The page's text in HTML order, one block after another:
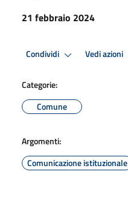
21 febbraio 2024
Condividi Vedi azioni
Categorie:
Comune
Argomenti:
Comunicazione istituzionale